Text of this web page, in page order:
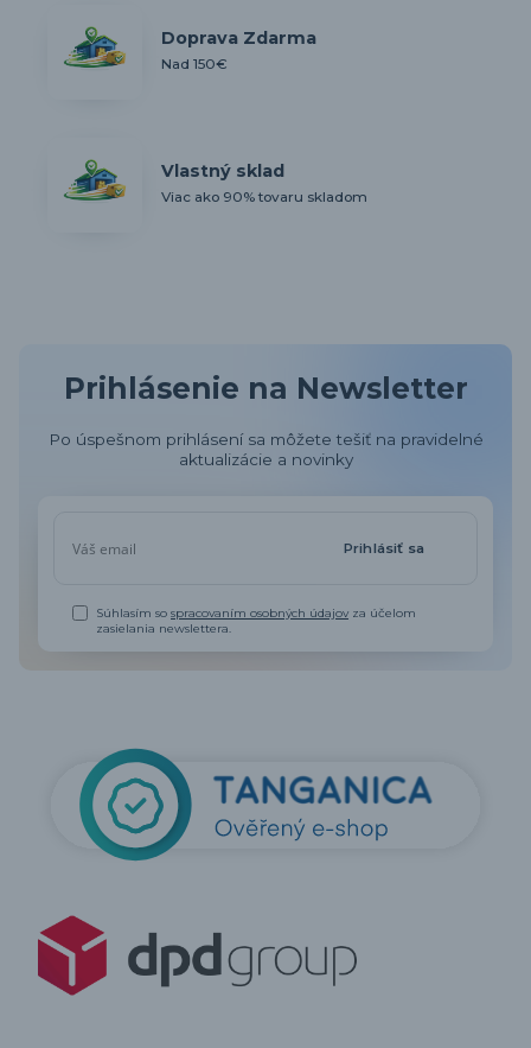
Doprava Zdarma
Nad 150€
Vlastný sklad
Viac ako 90% tovaru skladom
Prihlásenie na Newsletter
Po úspešnom prihlásení sa môžete tešiť na pravidelné
aktualizácie a novinky
Prihlásiť sa
Súhlasím sospracovaním osobných údajov za účelom
zasielania newslettera.